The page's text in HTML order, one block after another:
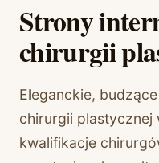
Strony
chirurgii
Eleganckie,
chirurgii plastycznej
kwalifikacje